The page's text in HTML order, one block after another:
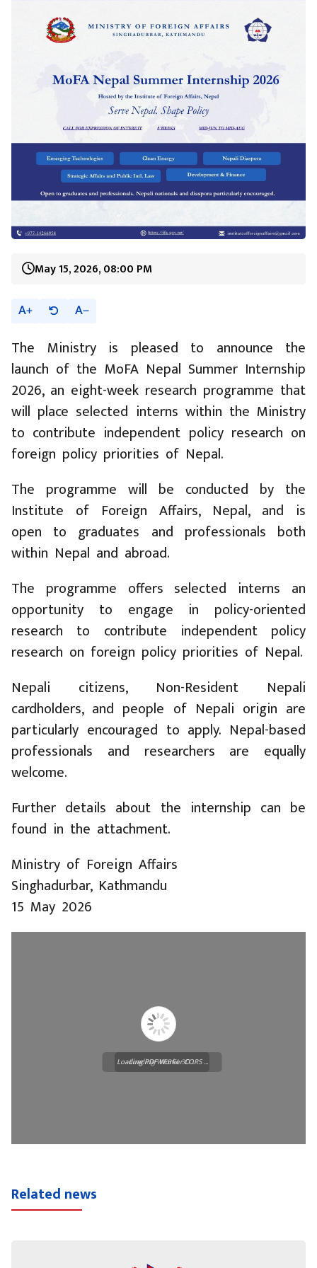
May 15, 2026, 08:00 PM
A A
The Ministry is pleased to announce the
launch of the MoFA Nepal Summer Internship
2026, an eight-week research programme that
will place selected interns within the Ministry
to contribute independent policy research on
foreign policy priorities of Nepal.
The programme will be conducted by the
Institute of Foreign Affairs, Nepal, and is
open to graduates and professionals both
within Nepal and abroad.
The programme offers selected interns an
opportunity to engage in policy-oriented
research to contribute independent policy
research on foreign policy priorities of Nepal.
Nepali citizens, Non-Resident Nepali
cardholders, and people of Nepali origin are
particularly encouraged to apply. Nepal-based
professionals and researchers are equally
welcome.
Further details about the internship can be
found in the attachment.
Ministry of Foreign Affairs
Singhadurbar, Kathmandu
15 May 2026
Loading WEBGL 3D ...
Loading PDF Worker CORS ...
Related news